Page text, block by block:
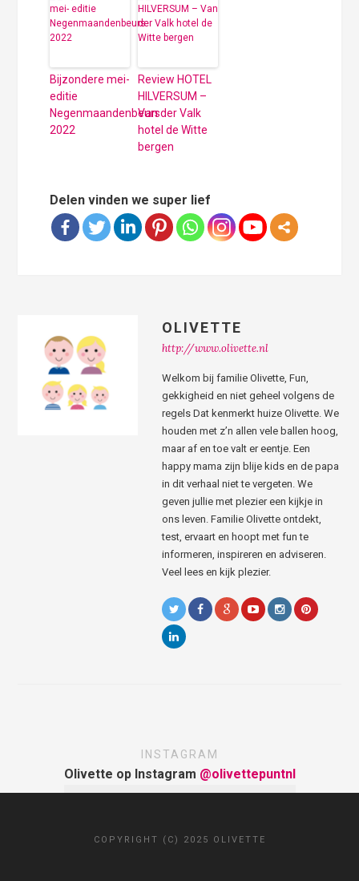
Bijzondere mei-
editie
Negenmaandenbeurs
2022
Review HOTEL
HILVERSUM –
Van der Valk
hotel de Witte
bergen
Delen vinden we super lief
OLIVETTE
http://www.olivette.nl
Welkom bij familie Olivette, Fun,
gekkigheid en niet geheel volgens de
regels Dat kenmerkt huize Olivette. We
houden met z’n allen vele ballen hoog,
maar af en toe valt er eentje. Een
happy mama zijn blije kids en de papa
in dit verhaal niet te vergeten. We
geven jullie met plezier een kijkje in
ons leven. Familie Olivette ontdekt,
test, ervaart en hoopt met fun te
informeren, inspireren en adviseren.
Veel lees en kijk plezier.
INSTAGRAM
Olivette op Instagram @olivettepuntnl
COPYRIGHT (C) 2025 OLIVETTE